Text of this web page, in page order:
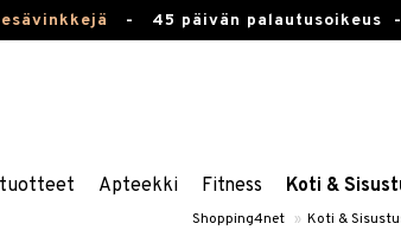
- 45 päivän palautusoikeus
Apteekki Fitness Koti &
Shopping4net » Koti &